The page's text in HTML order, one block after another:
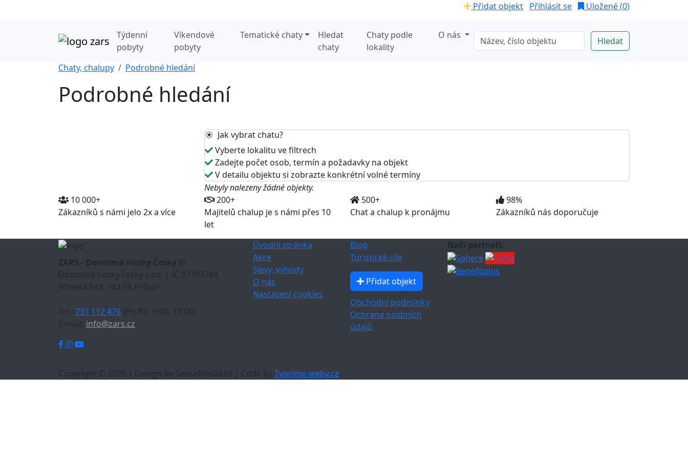
Přidat objekt Přihlásit se Uložené (0)
Týdenní
pobyty
Víkendové
pobyty
Tematické chaty
Hledat
chaty
Chaty podle
lokality
O nás
Chaty, chalupy Podrobné hledání
Podrobné hledání
☀️ Jak vybrat chatu?
Vyberte lokalitu ve filtrech
Zadejte počet osob, termín a požadavky na objekt
V detailu objektu si zobrazte konkrétní volné termíny
Nebyly nalezeny žádné objekty.
10 000+
Zákazníků s námi jelo 2x a více
200+
Majitelů chalup je s námi přes 10
let
500+
Chat a chalup k pronájmu
98%
Zákazníků nás doporučuje
ZARS - Dovolená Hezky Česky ®
Dovolená hezky česky s.r.o. | IČ 07797788
Jičínská 543, 742 58 Příbor
Tel.: 731 112 476 (Po-Pá: 9:00- 17:00)
E-mail: info@zars.cz
Úvodní stránka
Akce
Slevy, výhody
O nás
Nastavení cookies
Blog
Turistické cíle
Přidat objekt
Obchodní podmínky
Ochrana osobních
údajů
Naši partneři:
Copyright © 2026 | Design by SenseMedia.cz | Code by Tvorime-weby.cz